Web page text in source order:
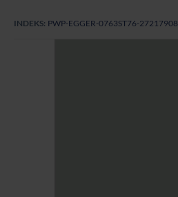
INDEKS: PWP-EGGER-0763ST76-27217908